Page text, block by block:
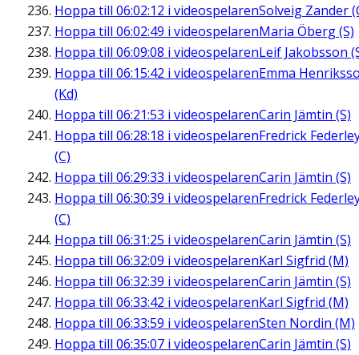
Hoppa till 06:02:12 i videospelarenSolveig Zander
Hoppa till 06:02:49 i videospelarenMaria Öberg (S)
Hoppa till 06:09:08 i videospelarenLeif Jakobsson
Hoppa till 06:15:42 i videospelarenEmma
(Kd)
Hoppa till 06:21:53 i videospelarenCarin Jämtin (S)
Hoppa till 06:28:18 i videospelarenFredrick
(C)
Hoppa till 06:29:33 i videospelarenCarin Jämtin (S)
Hoppa till 06:30:39 i videospelarenFredrick
(C)
Hoppa till 06:31:25 i videospelarenCarin Jämtin (S)
Hoppa till 06:32:09 i videospelarenKarl Sigfrid (M)
Hoppa till 06:32:39 i videospelarenCarin Jämtin (S)
Hoppa till 06:33:42 i videospelarenKarl Sigfrid (M)
Hoppa till 06:33:59 i videospelarenSten Nordin (M)
Hoppa till 06:35:07 i videospelarenCarin Jämtin (S)